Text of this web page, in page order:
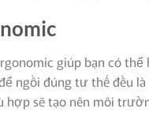
giúp bạn có
ngồi đúng tư thế đều
hợp sẽ tạo nên môi